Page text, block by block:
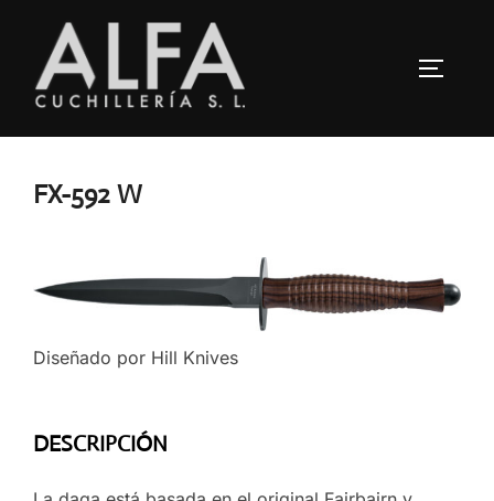
contenido
FX-592 W
Diseñado por Hill Knives
DESCRIPCIÓN